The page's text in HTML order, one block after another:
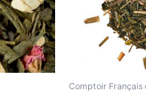
Comptoir Français